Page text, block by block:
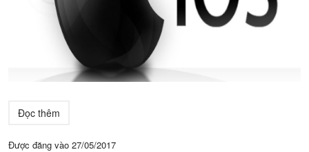
Đọc thêm
Được đăng vào 27/05/2017